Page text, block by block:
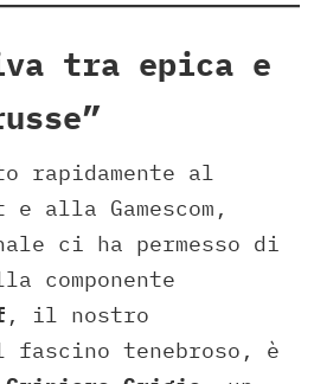
tra epica e
rapidamente al
e alla Gamescom,
ci ha permesso di
componente
, il nostro
fascino tenebroso, è